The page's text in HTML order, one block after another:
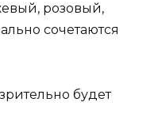
розовый,
сочетаются
будет